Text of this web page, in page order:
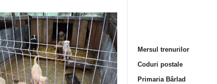
Mersul trenurilor
Coduri postale
Primaria Bârlad